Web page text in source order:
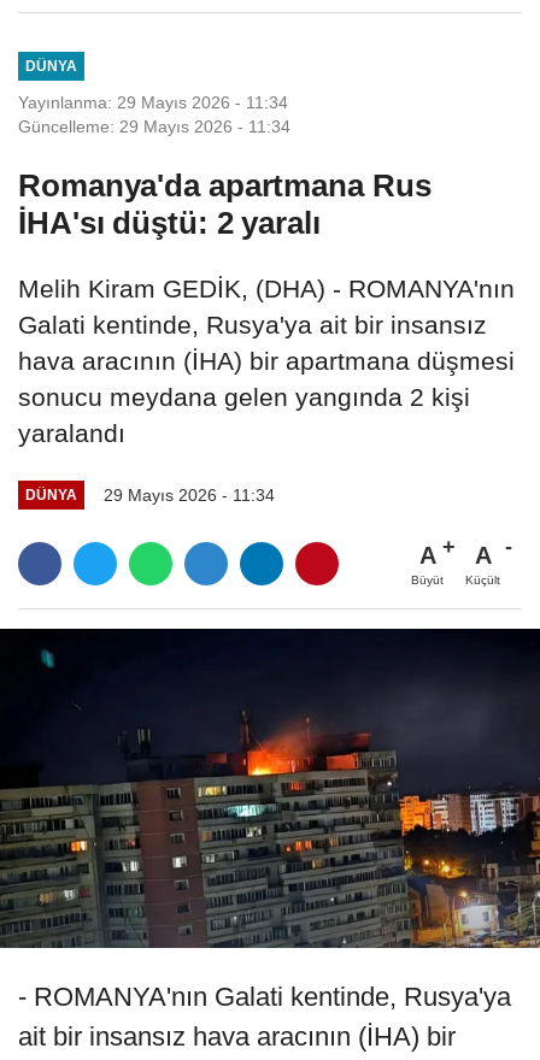
DÜNYA
Yayınlanma: 29 Mayıs 2026 - 11:34
Güncelleme: 29 Mayıs 2026 - 11:34
Romanya'da apartmana Rus
İHA'sı düştü: 2 yaralı
Melih Kiram GEDİK, (DHA) - ROMANYA'nın
Galati kentinde, Rusya'ya ait bir insansız
hava aracının (İHA) bir apartmana düşmesi
sonucu meydana gelen yangında 2 kişi
yaralandı
DÜNYA 29 Mayıs 2026 - 11:34
A
Büyüt
A
Küçült
- ROMANYA'nın Galati kentinde, Rusya'ya
ait bir insansız hava aracının (İHA) bir